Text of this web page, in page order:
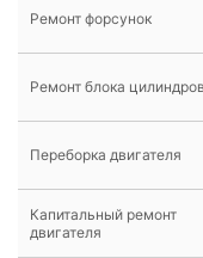
Ремонт форсунок
Ремонт блока цилиндров
Переборка двигателя
Капитальный ремонт
двигателя